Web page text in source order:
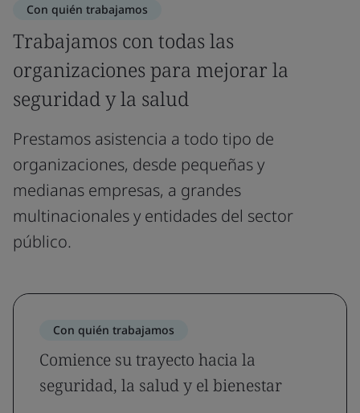
Con quién trabajamos
Trabajamos con todas las
organizaciones para mejorar la
seguridad y la salud
Prestamos asistencia a todo tipo de
organizaciones, desde pequeñas y
medianas empresas, a grandes
multinacionales y entidades del sector
público.
Con quién trabajamos
Comience su trayecto hacia la
seguridad, la salud y el bienestar